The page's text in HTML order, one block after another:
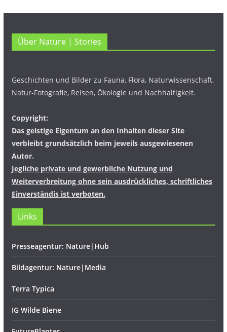
Über Nature | Stories
Geschichten und Bilder zu Fauna, Flora, Naturwissenschaft,
Natur-Fotografie, Reisen, Ökologie und Nachhaltigkeit.
Copyright:
Das geistige Eigentum an den Inhalten dieser Site
verbleibt grundsätzlich beim jeweils ausgewiesenen
Autor.
Jegliche private und gewerbliche Nutzung und
Weiterverbreitung ohne sein ausdrückliches, schriftliches
Einverständis ist verboten.
Links
Presseagentur: Nature|Hub
Bildagentur: Nature|Media
Terra Typica
IG Wilde Biene